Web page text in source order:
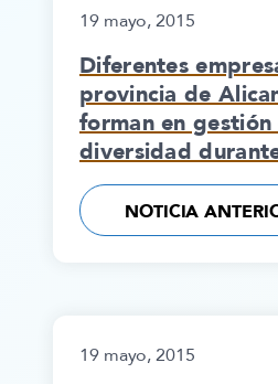
19 mayo, 2015
Diferentes
provincia de
forman en gestión
diversidad
NOTICIA
19 mayo, 2015